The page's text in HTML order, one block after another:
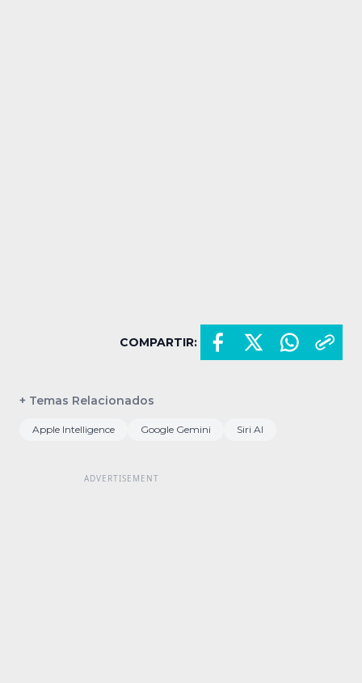
COMPARTIR:
+ Temas Relacionados
Apple Intelligence Google Gemini Siri AI